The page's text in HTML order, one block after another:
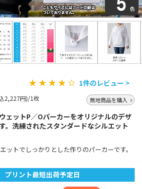
★ ★ ★ ★ ☆ 1件のレビュー >
2,227円)/1枚 無地商品を購入
ェットP／Oパーカーをオリジナルのデザ
。洗練されたスタンダードなシルエット
ットでしっかりとした作りのパーカーです。
プリント最短出荷予定日